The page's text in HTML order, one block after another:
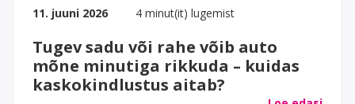
11. juuni 2026 4 minut(it) lugemist
Tugev sadu või rahe võib auto
mõne minutiga rikkuda – kuidas
kaskokindlustus aitab?